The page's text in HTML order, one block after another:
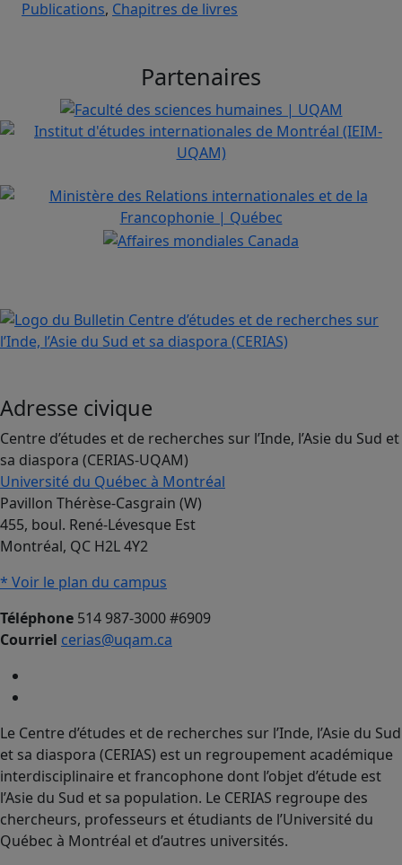
Publications, Chapitres de livres
Partenaires
Adresse civique
Centre d’études et de recherches sur l’Inde, l’Asie du Sud et
sa diaspora (CERIAS-UQAM)
Université du Québec à Montréal
Pavillon Thérèse-Casgrain (W)
455, boul. René-Lévesque Est
Montréal, QC H2L 4Y2
* Voir le plan du campus
Téléphone 514 987-3000 #6909
Courriel cerias@uqam.ca
Le Centre d’études et de recherches sur l’Inde, l’Asie du Sud
et sa diaspora (CERIAS) est un regroupement académique
interdisciplinaire et francophone dont l’objet d’étude est
l’Asie du Sud et sa population. Le CERIAS regroupe des
chercheurs, professeurs et étudiants de l’Université du
Québec à Montréal et d’autres universités.